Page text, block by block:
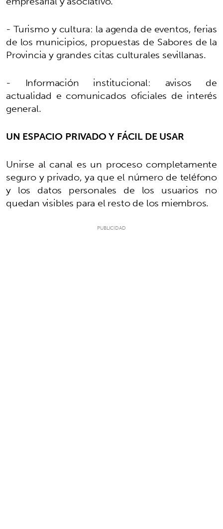
- Turismo y cultura: la agenda de eventos, ferias
de los municipios, propuestas de Sabores de la
Provincia y grandes citas culturales sevillanas.
- Información institucional: avisos de
actualidad e comunicados oficiales de interés
general.
UN ESPACIO PRIVADO Y FÁCIL DE USAR
Unirse al canal es un proceso completamente
seguro y privado, ya que el número de teléfono
y los datos personales de los usuarios no
quedan visibles para el resto de los miembros.